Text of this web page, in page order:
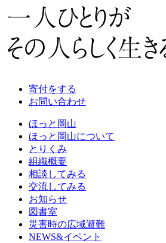
寄付をする
お問い合わせ
ほっと岡山
ほっと岡山について
とりくみ
組織概要
相談してみる
交流してみる
お知らせ
図書室
災害時の広域避難
NEWS&イベント